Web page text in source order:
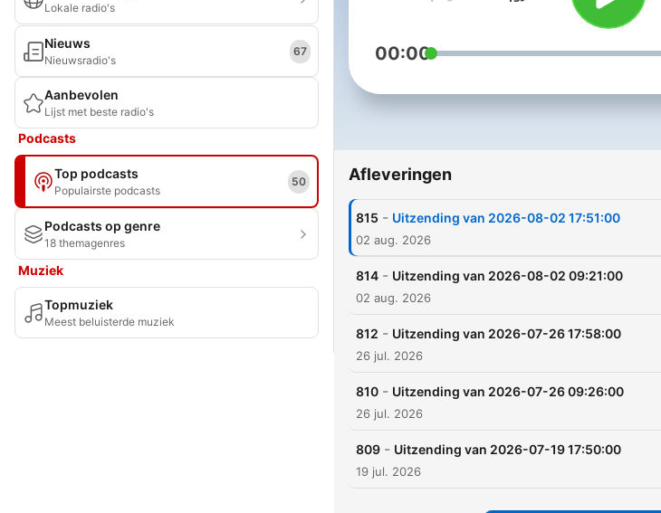
Lokale radio's
Nieuws
Nieuwsradio's
67
Aanbevolen
Lijst met beste radio's
Podcasts
Top podcasts
Populairste podcasts
50
Podcasts op genre
18 themagenres
Muziek
Topmuziek
Meest beluisterde muziek
00:00
Afleveringen
815 - Uitzending van 2026-08-02 17:51:00
02 aug. 2026
814 - Uitzending van 2026-08-02 09:21:00
02 aug. 2026
812 - Uitzending van 2026-07-26 17:58:00
26 jul. 2026
810 - Uitzending van 2026-07-26 09:26:00
26 jul. 2026
809 - Uitzending van 2026-07-19 17:50:00
19 jul. 2026